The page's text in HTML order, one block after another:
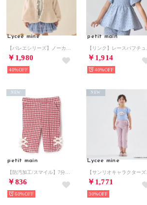
Lycee mine
￥1,980
40%
petit main
￥1,914
40%
petit main
￥836
NEW
60%
Lycee mine
￥1,771
NEW
30%